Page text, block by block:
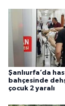
Şanlıurfa’da
bahçesinde
çocuk 2 yaralı